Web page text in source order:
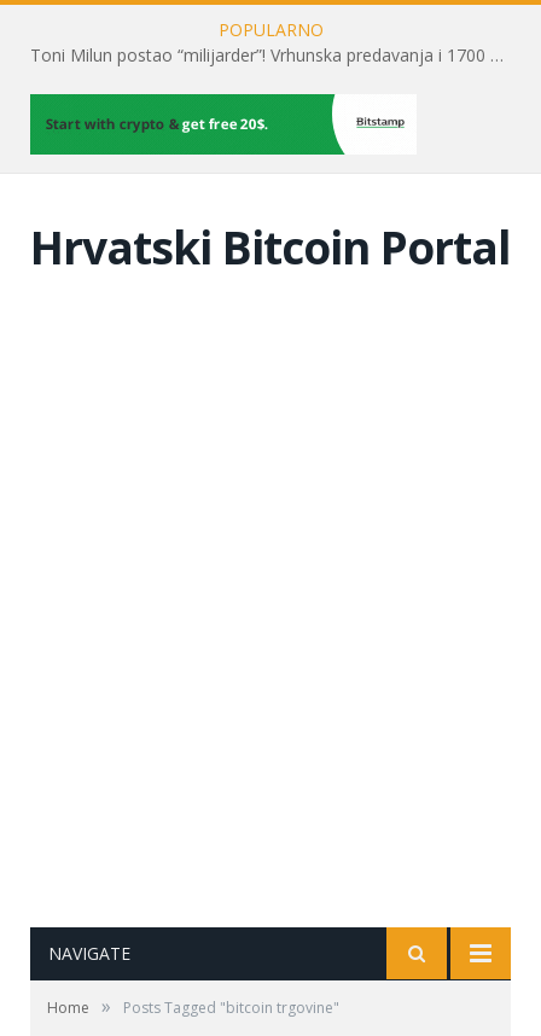
POPULARNO
Toni Milun postao “milijarder”! Vrhunska predavanja i 1700 posjetitelja obilježili su mjesec financijske pismenosti
Hrvatski Bitcoin Portal
NAVIGATE
Home » Posts Tagged "bitcoin trgovine"